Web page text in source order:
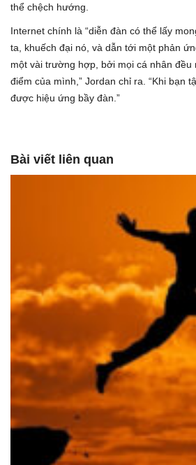
thể chệch hướng.
Internet chính là “diễn đàn có thể lấy
ta, khuếch đại nó, và dẫn tới một phản
một vài trường hợp, bởi mọi cá nhân đều
điểm của mình,” Jordan chỉ ra. “Khi bạn
được hiệu ứng bầy đàn.”
Bài viết liên quan